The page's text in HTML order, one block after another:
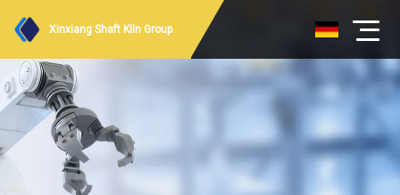
Xinxiang Shaft Kiln Group